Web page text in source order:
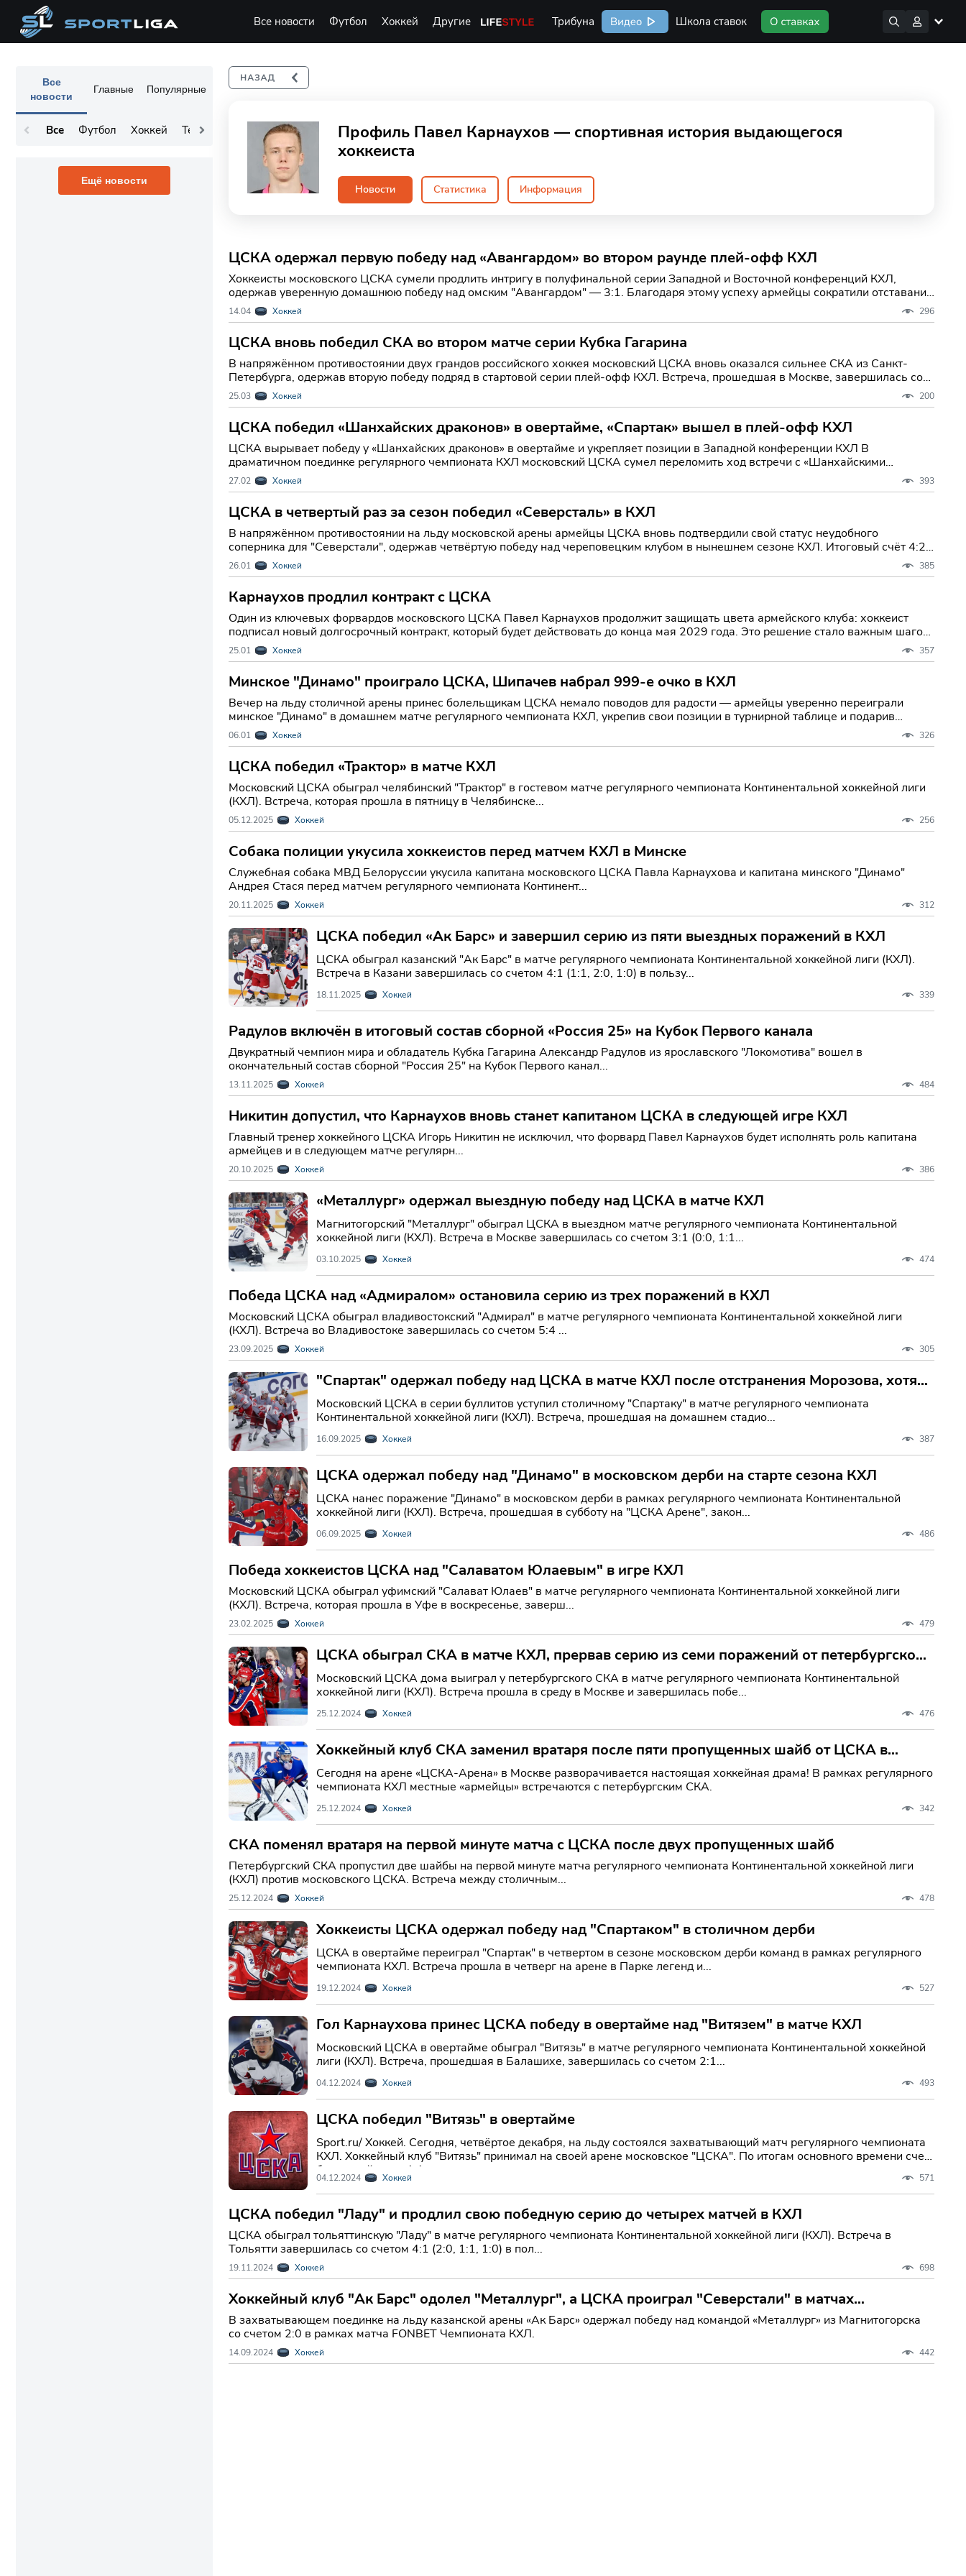
Все новости Футбол Хоккей Другие Life Style Трибуна Видео Школа ставок
Все
новости
Главные Популярные
Все Футбол Хоккей Теннис Остальное
Ещё новости
Профиль Павел Карнаухов — спортивная история выдающегося
хоккеиста
Новости Статистика Информация
ЦСКА одержал первую победу над «Авангардом» во втором раунде плей-офф КХЛ
Хоккеисты московского ЦСКА сумели продлить интригу в полуфинальной серии Западной и Восточной конференций КХЛ,
одержав уверенную домашнюю победу над омским "Авангардом" — 3:1. Благодаря этому успеху армейцы сократили отставание
в серии до одной побед
14.04 Хоккей 296
ЦСКА вновь победил СКА во втором матче серии Кубка Гагарина
В напряжённом противостоянии двух грандов российского хоккея московский ЦСКА вновь оказался сильнее СКА из Санкт-
Петербурга, одержав вторую победу подряд в стартовой серии плей-офф КХЛ. Встреча, прошедшая в Москве, завершилась со
счетом 4:2 в пользу
25.03 Хоккей 200
ЦСКА победил «Шанхайских драконов» в овертайме, «Спартак» вышел в плей-офф КХЛ
ЦСКА вырывает победу у «Шанхайских драконов» в овертайме и укрепляет позиции в Западной конференции КХЛ В
драматичном поединке регулярного чемпионата КХЛ московский ЦСКА сумел переломить ход встречи с «Шанхайскими
драконами», одержав волевую побед
27.02 Хоккей 393
ЦСКА в четвертый раз за сезон победил «Северсталь» в КХЛ
В напряжённом противостоянии на льду московской арены армейцы ЦСКА вновь подтвердили свой статус неудобного
соперника для "Северстали", одержав четвёртую победу над череповецким клубом в нынешнем сезоне КХЛ. Итоговый счёт 4:2
в пользу хозяев не тольк
26.01 Хоккей 385
Карнаухов продлил контракт с ЦСКА
Один из ключевых форвардов московского ЦСКА Павел Карнаухов продолжит защищать цвета армейского клуба: хоккеист
подписал новый долгосрочный контракт, который будет действовать до конца мая 2029 года. Это решение стало важным шагом
для команды, рассчи
25.01 Хоккей 357
Минское "Динамо" проиграло ЦСКА, Шипачев набрал 999-е очко в КХЛ
Вечер на льду столичной арены принес болельщикам ЦСКА немало поводов для радости — армейцы уверенно переиграли
минское "Динамо" в домашнем матче регулярного чемпионата КХЛ, укрепив свои позиции в турнирной таблице и подарив
зрителям сразу несколько я
06.01 Хоккей 326
ЦСКА победил «Трактор» в матче КХЛ
Московский ЦСКА обыграл челябинский "Трактор" в гостевом матче регулярного чемпионата Континентальной хоккейной лиги
(КХЛ). Встреча, которая прошла в пятницу в Челябинске...
05.12.2025 Хоккей 256
Собака полиции укусила хоккеистов перед матчем КХЛ в Минске
Служебная собака МВД Белоруссии укусила капитана московского ЦСКА Павла Карнаухова и капитана минского "Динамо"
Андрея Стася перед матчем регулярного чемпионата Континент...
20.11.2025 Хоккей 312
ЦСКА победил «Ак Барс» и завершил серию из пяти выездных поражений в КХЛ
ЦСКА обыграл казанский "Ак Барс" в матче регулярного чемпионата Континентальной хоккейной лиги (КХЛ).
Встреча в Казани завершилась со счетом 4:1 (1:1, 2:0, 1:0) в пользу...
18.11.2025 Хоккей 339
Радулов включён в итоговый состав сборной «Россия 25» на Кубок Первого канала
Двукратный чемпион мира и обладатель Кубка Гагарина Александр Радулов из ярославского "Локомотива" вошел в
окончательный состав сборной "Россия 25" на Кубок Первого канал...
13.11.2025 Хоккей 484
Никитин допустил, что Карнаухов вновь станет капитаном ЦСКА в следующей игре КХЛ
Главный тренер хоккейного ЦСКА Игорь Никитин не исключил, что форвард Павел Карнаухов будет исполнять роль капитана
армейцев и в следующем матче регулярн...
20.10.2025 Хоккей 386
«Металлург» одержал выездную победу над ЦСКА в матче КХЛ
Магнитогорский "Металлург" обыграл ЦСКА в выездном матче регулярного чемпионата Континентальной
хоккейной лиги (КХЛ). Встреча в Москве завершилась со счетом 3:1 (0:0, 1:1...
03.10.2025 Хоккей 474
Победа ЦСКА над «Адмиралом» остановила серию из трех поражений в КХЛ
Московский ЦСКА обыграл владивостокский "Адмирал" в матче регулярного чемпионата Континентальной хоккейной лиги
(КХЛ). Встреча во Владивостоке завершилась со счетом 5:4 ...
23.09.2025 Хоккей 305
"Спартак" одержал победу над ЦСКА в матче КХЛ после отстранения Морозова, хотя
уступал 2:5 в середине игры.
Московский ЦСКА в серии буллитов уступил столичному "Спартаку" в матче регулярного чемпионата
Континентальной хоккейной лиги (КХЛ). Встреча, прошедшая на домашнем стадио...
16.09.2025 Хоккей 387
ЦСКА одержал победу над "Динамо" в московском дерби на старте сезона КХЛ
ЦСКА нанес поражение "Динамо" в московском дерби в рамках регулярного чемпионата Континентальной
хоккейной лиги (КХЛ). Встреча, прошедшая в субботу на "ЦСКА Арене", закон...
06.09.2025 Хоккей 486
Победа хоккеистов ЦСКА над "Салаватом Юлаевым" в игре КХЛ
Московский ЦСКА обыграл уфимский "Салават Юлаев" в матче регулярного чемпионата Континентальной хоккейной лиги
(КХЛ). Встреча, которая прошла в Уфе в воскресенье, заверш...
23.02.2025 Хоккей 479
ЦСКА обыграл СКА в матче КХЛ, прервав серию из семи поражений от петербургской
команды
Московский ЦСКА дома выиграл у петербургского СКА в матче регулярного чемпионата Континентальной
хоккейной лиги (КХЛ). Встреча прошла в среду в Москве и завершилась побе...
25.12.2024 Хоккей 476
Хоккейный клуб СКА заменил вратаря после пяти пропущенных шайб от ЦСКА в
первом периоде.
Сегодня на арене «ЦСКА-Арена» в Москве разворачивается настоящая хоккейная драма! В рамках регулярного
чемпионата КХЛ местные «армейцы» встречаются с петербургским СКА.
25.12.2024 Хоккей 342
СКА поменял вратаря на первой минуте матча с ЦСКА после двух пропущенных шайб
Петербургский СКА пропустил две шайбы на первой минуте матча регулярного чемпионата Континентальной хоккейной лиги
(КХЛ) против московского ЦСКА. Встреча между столичным...
25.12.2024 Хоккей 478
Хоккеисты ЦСКА одержал победу над "Спартаком" в столичном дерби
ЦСКА в овертайме переиграл "Спартак" в четвертом в сезоне московском дерби команд в рамках регулярного
чемпионата КХЛ. Встреча прошла в четверг на арене в Парке легенд и...
19.12.2024 Хоккей 527
Гол Карнаухова принес ЦСКА победу в овертайме над "Витязем" в матче КХЛ
Московский ЦСКА в овертайме обыграл "Витязь" в матче регулярного чемпионата Континентальной хоккейной
лиги (КХЛ). Встреча, прошедшая в Балашихе, завершилась со счетом 2:1...
04.12.2024 Хоккей 493
ЦСКА победил "Витязь" в овертайме
Sport.ru/ Хоккей. Сегодня, четвёртое декабря, на льду состоялся захватывающий матч регулярного чемпионата
КХЛ. Хоккейный клуб "Витязь" принимал на своей арене московское "ЦСКА". По итогам основного времени счет
был ничейным - 1:1.
04.12.2024 Хоккей 571
ЦСКА победил "Ладу" и продлил свою победную серию до четырех матчей в КХЛ
ЦСКА обыграл тольяттинскую "Ладу" в матче регулярного чемпионата Континентальной хоккейной лиги (КХЛ). Встреча в
Тольятти завершилась со счетом 4:1 (2:0, 1:1, 1:0) в пол...
19.11.2024 Хоккей 698
Хоккейный клуб "Ак Барс" одолел "Металлург", а ЦСКА проиграл "Северстали" в матчах
Континентальной хоккейной лиги.
В захватывающем поединке на льду казанской арены «Ак Барс» одержал победу над командой «Металлург» из Магнитогорска
со счетом 2:0 в рамках матча FONBET Чемпионата КХЛ.
14.09.2024 Хоккей 442